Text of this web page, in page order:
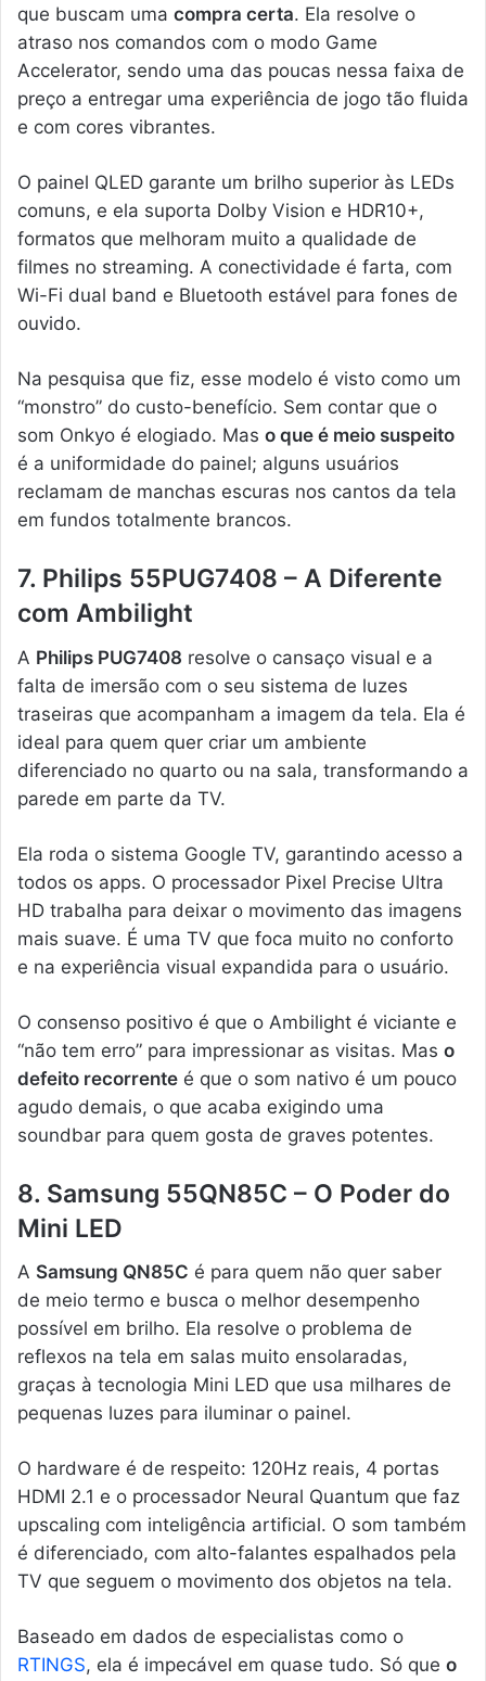
que buscam uma compra certa. Ela resolve o
atraso nos comandos com o modo Game
Accelerator, sendo uma das poucas nessa faixa de
preço a entregar uma experiência de jogo tão fluida
e com cores vibrantes.
O painel QLED garante um brilho superior às LEDs
comuns, e ela suporta Dolby Vision e HDR10+,
formatos que melhoram muito a qualidade de
filmes no streaming. A conectividade é farta, com
Wi-Fi dual band e Bluetooth estável para fones de
ouvido.
Na pesquisa que fiz, esse modelo é visto como um
“monstro” do custo-benefício. Sem contar que o
som Onkyo é elogiado. Mas o que é meio suspeito
é a uniformidade do painel; alguns usuários
reclamam de manchas escuras nos cantos da tela
em fundos totalmente brancos.
7. Philips 55PUG7408 – A Diferente
com Ambilight
A Philips PUG7408 resolve o cansaço visual e a
falta de imersão com o seu sistema de luzes
traseiras que acompanham a imagem da tela. Ela é
ideal para quem quer criar um ambiente
diferenciado no quarto ou na sala, transformando a
parede em parte da TV.
Ela roda o sistema Google TV, garantindo acesso a
todos os apps. O processador Pixel Precise Ultra
HD trabalha para deixar o movimento das imagens
mais suave. É uma TV que foca muito no conforto
e na experiência visual expandida para o usuário.
O consenso positivo é que o Ambilight é viciante e
“não tem erro” para impressionar as visitas. Mas o
defeito recorrente é que o som nativo é um pouco
agudo demais, o que acaba exigindo uma
soundbar para quem gosta de graves potentes.
8. Samsung 55QN85C – O Poder do
Mini LED
A Samsung QN85C é para quem não quer saber
de meio termo e busca o melhor desempenho
possível em brilho. Ela resolve o problema de
reflexos na tela em salas muito ensolaradas,
graças à tecnologia Mini LED que usa milhares de
pequenas luzes para iluminar o painel.
O hardware é de respeito: 120Hz reais, 4 portas
HDMI 2.1 e o processador Neural Quantum que faz
upscaling com inteligência artificial. O som também
é diferenciado, com alto-falantes espalhados pela
TV que seguem o movimento dos objetos na tela.
Baseado em dados de especialistas como o
RTINGS, ela é impecável em quase tudo. Só que o